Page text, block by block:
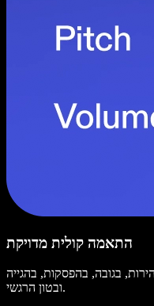
התאמה קולית מדויקת
בגובה, בהפסקות, בהגייה
ובטון הרגשי.